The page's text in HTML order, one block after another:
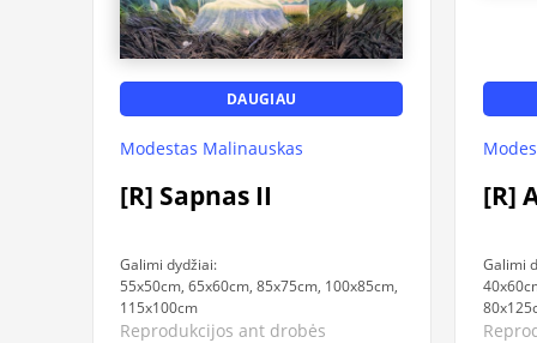
DAUGIAU
Modestas Malinauskas
[R] Sapnas II
Galimi dydžiai:
55x50cm, 65x60cm, 85x75cm, 100x85cm,
115x100cm
Reprodukcijos ant drobės
[R]
Galimi